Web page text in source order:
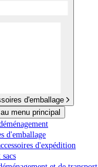
d'emballage
menu principal
d'emballage
d'expédition
sacs